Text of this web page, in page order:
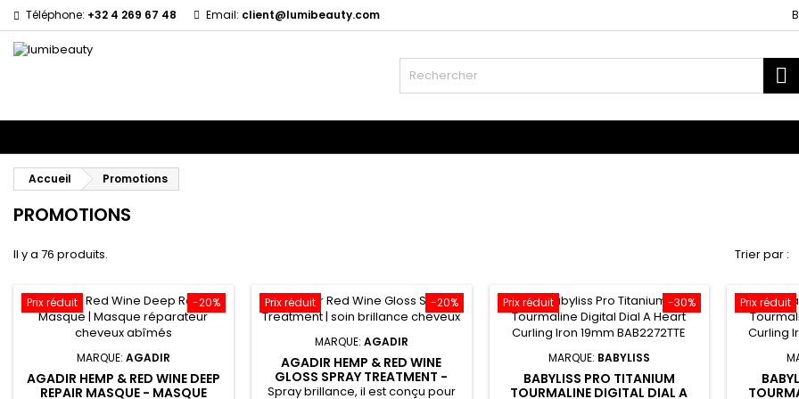
Téléphone: +32 4 269 67 48 Email: client@lumibeauty.com
Accueil Promotions
PROMOTIONS
Il y a 76 produits. Trier par :
-20%
Prix réduit
MARQUE: AGADIR
AGADIR HEMP & RED WINE DEEP
REPAIR MASQUE - MASQUE
-20%
Prix réduit
MARQUE: AGADIR
AGADIR HEMP & RED WINE
GLOSS SPRAY TREATMENT -
SOIN BRILLANCE
Spray brillance, il est conçu pour
-30%
Prix réduit
MARQUE: BABYLISS
BABYLISS PRO TITANIUM
TOURMALINE DIGITAL DIAL A
Prix réduit